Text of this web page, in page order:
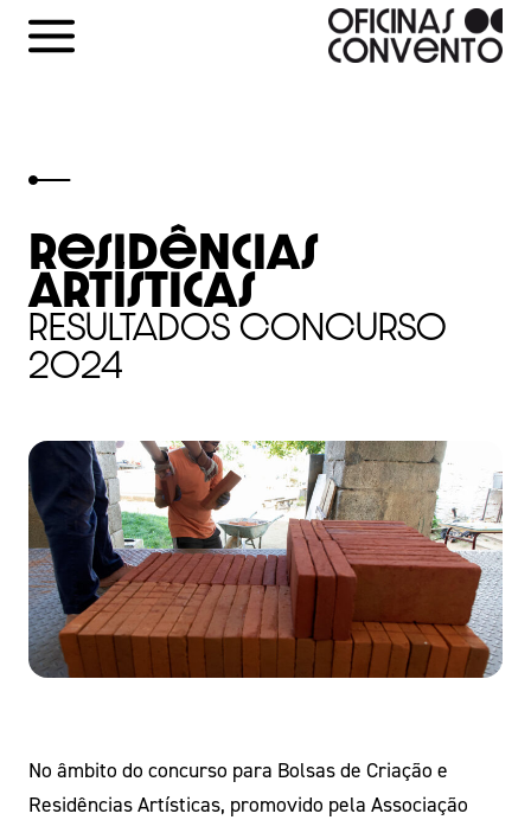
Skip
residências
artísticas
RESULTADOS CONCURSO
2024
No âmbito do concurso para Bolsas de Criação e
Residências Artísticas, promovido pela Associação